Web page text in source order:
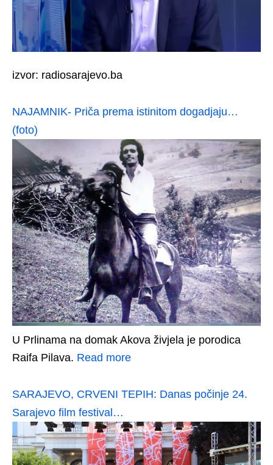
izvor: radiosarajevo.ba
NAJAMNIK- Priča prema istinitom dogadjaju…
(foto)
U Prlinama na domak Akova živjela je porodica
Raifa Pilava. Read more
SARAJEVO, CRVENI TEPIH: Danas počinje 24.
Sarajevo film festival…